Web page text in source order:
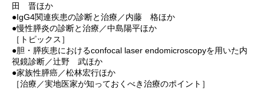
田 晋ほか
●IgG4関連疾患の診断と治療／内藤 格ほか
●慢性膵炎の診断と治療／中島陽平ほか
［トピックス］
●胆・膵疾患におけるconfocal laser endomicroscopyを用いた内
視鏡診断／辻野 武ほか
●家族性膵癌／松林宏行ほか
［治療／実地医家が知っておくべき治療のポイント］